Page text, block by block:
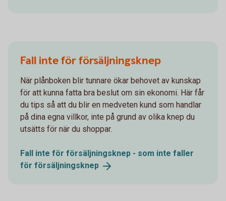
Fall inte för försäljningsknep
När plånboken blir tunnare ökar behovet av kunskap
för att kunna fatta bra beslut om sin ekonomi. Här får
du tips så att du blir en medveten kund som handlar
på dina egna villkor, inte på grund av olika knep du
utsätts för när du shoppar.
Fall inte för försäljningsknep - som inte faller
för försäljningsknep